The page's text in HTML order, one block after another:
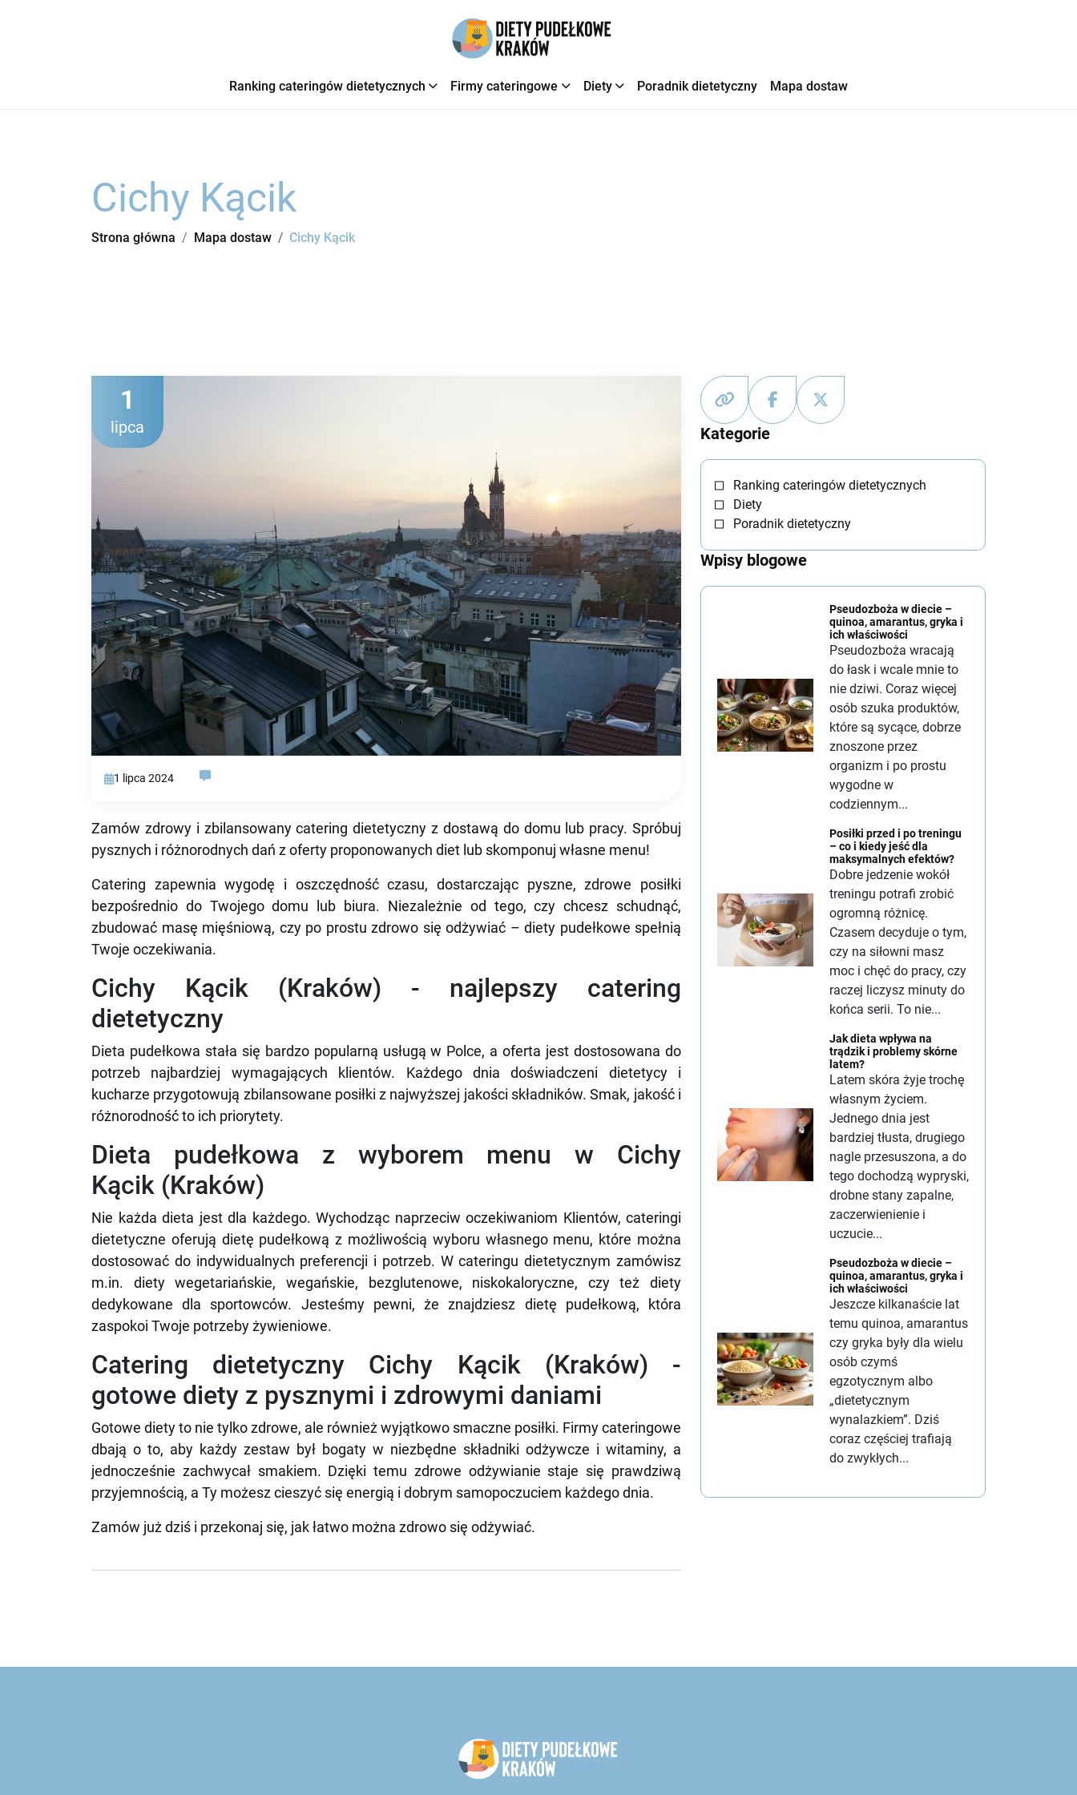
Ranking cateringów dietetycznych Firmy cateringowe Diety Poradnik dietetyczny Mapa dostaw
Cichy Kącik
Strona główna Mapa dostaw Cichy Kącik
1 lipca 2024
1
lipca
Zamów zdrowy i zbilansowany catering dietetyczny z dostawą do domu lub pracy. Spróbuj
pysznych i różnorodnych dań z oferty proponowanych diet lub skomponuj własne menu!
Catering zapewnia wygodę i oszczędność czasu, dostarczając pyszne, zdrowe posiłki
bezpośrednio do Twojego domu lub biura. Niezależnie od tego, czy chcesz schudnąć,
zbudować masę mięśniową, czy po prostu zdrowo się odżywiać – diety pudełkowe spełnią
Twoje oczekiwania.
Cichy Kącik (Kraków) - najlepszy catering
dietetyczny
Dieta pudełkowa stała się bardzo popularną usługą w Polce, a oferta jest dostosowana do
potrzeb najbardziej wymagających klientów. Każdego dnia doświadczeni dietetycy i
kucharze przygotowują zbilansowane posiłki z najwyższej jakości składników. Smak, jakość i
różnorodność to ich priorytety.
Dieta pudełkowa z wyborem menu w Cichy
Kącik (Kraków)
Nie każda dieta jest dla każdego. Wychodząc naprzeciw oczekiwaniom Klientów, cateringi
dietetyczne oferują dietę pudełkową z możliwością wyboru własnego menu, które można
dostosować do indywidualnych preferencji i potrzeb. W cateringu dietetycznym zamówisz
m.in. diety wegetariańskie, wegańskie, bezglutenowe, niskokaloryczne, czy też diety
dedykowane dla sportowców. Jesteśmy pewni, że znajdziesz dietę pudełkową, która
zaspokoi Twoje potrzeby żywieniowe.
Catering dietetyczny Cichy Kącik (Kraków) -
gotowe diety z pysznymi i zdrowymi daniami
Gotowe diety to nie tylko zdrowe, ale również wyjątkowo smaczne posiłki. Firmy cateringowe
dbają o to, aby każdy zestaw był bogaty w niezbędne składniki odżywcze i witaminy, a
jednocześnie zachwycał smakiem. Dzięki temu zdrowe odżywianie staje się prawdziwą
przyjemnością, a Ty możesz cieszyć się energią i dobrym samopoczuciem każdego dnia.
Zamów już dziś i przekonaj się, jak łatwo można zdrowo się odżywiać.
Kategorie
Ranking cateringów dietetycznych
Diety
Poradnik dietetyczny
Wpisy blogowe
Pseudozboża w diecie –
quinoa, amarantus, gryka i
ich właściwości
Pseudozboża wracają
do łask i wcale mnie to
nie dziwi. Coraz więcej
osób szuka produktów,
które są sycące, dobrze
znoszone przez
organizm i po prostu
wygodne w
codziennym...
Posiłki przed i po treningu
– co i kiedy jeść dla
maksymalnych efektów?
Dobre jedzenie wokół
treningu potrafi zrobić
ogromną różnicę.
Czasem decyduje o tym,
czy na siłowni masz
moc i chęć do pracy, czy
raczej liczysz minuty do
końca serii. To nie...
Jak dieta wpływa na
trądzik i problemy skórne
latem?
Latem skóra żyje trochę
własnym życiem.
Jednego dnia jest
bardziej tłusta, drugiego
nagle przesuszona, a do
tego dochodzą wypryski,
drobne stany zapalne,
zaczerwienienie i
uczucie...
Pseudozboża w diecie –
quinoa, amarantus, gryka i
ich właściwości
Jeszcze kilkanaście lat
temu quinoa, amarantus
czy gryka były dla wielu
osób czymś
egzotycznym albo
„dietetycznym
wynalazkiem”. Dziś
coraz częściej trafiają
do zwykłych...